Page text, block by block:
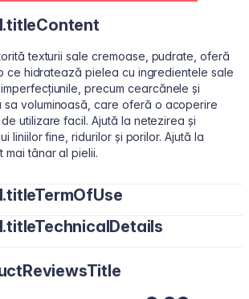
texturii sale cremoase, pudrate, oferă
ce hidratează pielea cu ingredientele sale
precum cearcănele și
sa voluminoasă, care oferă o acoperire
utilizare facil. Ajută la netezirea și
liniilor fine, ridurilor și porilor. Ajută la
tânar al pielii.
ochi sau pe zonele necesare cu vârful
Dimethicone, Polymethyl